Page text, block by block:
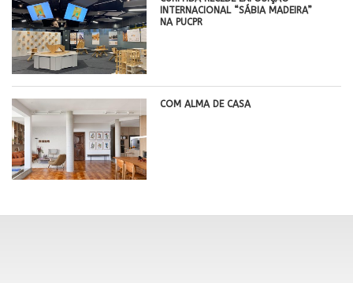
INTERNACIONAL “SÁBIA MADEIRA”
NA PUCPR
COM ALMA DE CASA